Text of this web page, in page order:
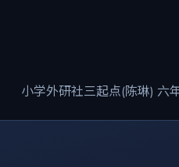
小学外研社三起点(陈琳) 六